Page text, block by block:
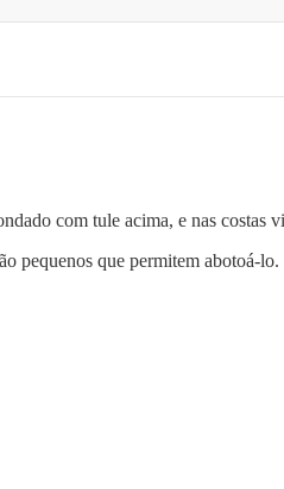
com tule acima, e nas costas
pequenos que permitem abotoá-lo.